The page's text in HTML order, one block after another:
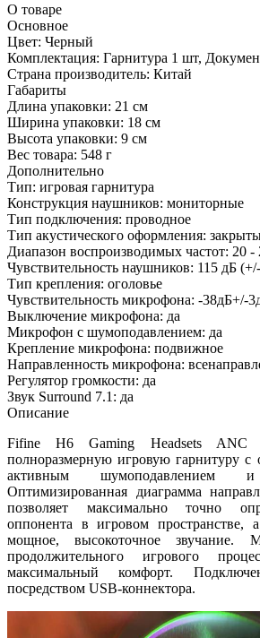
О товаре
Основное
Цвет: Черный
Комплектация: Гарнитура 1 шт,
Страна производитель: Китай
Габариты
Длина упаковки: 21 см
Ширина упаковки: 18 см
Высота упаковки: 9 см
Вес товара: 548 г
Дополнительно
Тип: игровая гарнитура
Конструкция наушников: мониторные
Тип подключения: проводное
Тип акустического оформления:
Диапазон воспроизводимых частот: 20 -
Чувствительность наушников: 115 дБ
Тип крепления: оголовье
Чувствительность микрофона: -38дБ+/-
Выключение микрофона: да
Микрофон с шумоподавлением: да
Крепление микрофона: подвижное
Направленность микрофона:
Регулятор громкости: да
Звук Surround 7.1: да
Описание
Fifine H6 Gaming Headsets ANC
полноразмерную игровую гарнитуру с
активным шумоподавлением и
Оптимизированная диаграмма
позволяет максимально точно
оппонента в игровом пространстве,
мощное, высокоточное звучание.
продолжительного игрового
максимальный комфорт.
посредством USB-коннектора.